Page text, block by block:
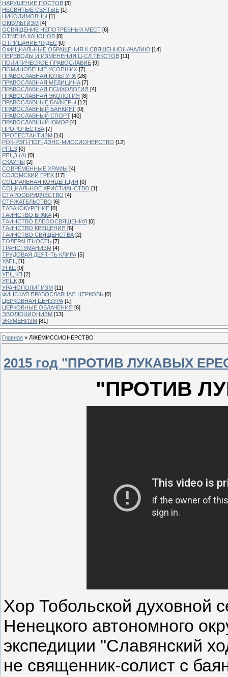
НАРУШЕНИЕ ПОСТОВ [3]
НЕСВЯТЫЕ СВЯТЫЕ [1]
НИКОДИМОВЦЫ [1]
ОККУЛЬТИЗМ [4]
ОСВЯЩЕНИЕ НЕПОТРЕБНЫХ МЕСТ [6]
ОТМЕНА КАНОНОВ [0]
ОТРИЦАНИЕ ЧУДЕС [0]
ОФИЦИАЛЬНЫЕ ОБРАЩЕНИЯ К СВЯЩЕННОНАЧАЛИЮ [14]
ПЕРЕВОДЫ И ИЗМЕНЕНИЯ Ц-СЛ ТЕКСТОВ [11]
ПОЛИТИЧЕСКОЕ ПРАВОСЛАВИЕ [9]
ПОМИНОВЕНИЕ УСОПШИХ [7]
ПРАВОСЛАВНАЯ КУЛЬТУРА [28]
ПРАВОСЛАВНАЯ МЕДИЦИНА [7]
ПРАВОСЛАВНАЯ ПСИХОЛОГИЯ [4]
ПРАВОСЛАВНАЯ ЭКОЛОГИЯ [8]
ПРАВОСЛАВНЫЕ БАЙКЕРЫ [12]
ПРАВОСЛАВНЫЙ БАНКИНГ [0]
ПРАВОСЛАВНЫЙ СПОРТ [40]
ПРАВОСЛАВНЫЙ ЮМОР [4]
ПРОРОЧЕСТВА [7]
ПРОТЕСТАНТИЗМ [14]
РОК-РЭП-ПОП-ДЭНС-МИССИОНЕРСТВО [12]
РПЦЗ [0]
РПЦЗ (А) [0]
СКАУТЫ [2]
СОВРЕМЕННЫЕ ХРАМЫ [4]
СОДОМСКИЙ ГРЕХ [17]
СОЦИАЛЬНАЯ КОНЦЕПЦИЯ [0]
СОЦИАЛЬНОЕ ХРИСТИАНСТВО [1]
СТАРООБРЯДЧЕСТВО [4]
СТЯЖАТЕЛЬСТВО [6]
ТАБАКОКУРЕНИЕ [0]
ТАИНСТВО БРАКА [4]
ТАИНСТВО ЕЛЕООСВЯЩЕНИЯ [0]
ТАИНСТВО КРЕЩЕНИЯ [6]
ТАИНСТВО СВЯЩЕНСТВА [2]
ТОЛЕРАНТНОСТЬ [7]
ТРАНСГУМАНИЗМ [4]
ТРУДОВАЯ ДЕЯТ-ТЬ КЛИРА [5]
УАПЦ [1]
УГКЦ [0]
УПЦ КП [2]
УПЦК [0]
УРАНОПОЛИТИЗМ [11]
ФИНСКАЯ ПРАВОСЛАВНАЯ ЦЕРКОВЬ [0]
ЦЕРКОВНАЯ ЦЕНЗУРА [1]
ЦЕРКОВНЫЕ ОБЛАЧЕНИЯ [6]
ЭВОЛЮЦИОНИЗМ [13]
ЭКУМЕНИЗМ [81]
Главная » ЛЖЕМИССИОНЕРСТВО
2015 год "ПРОТИВ ЛУКАВЫХ
"ПРОТИВ
Хор Тобольской духовной
Ненецкого автономного
экспедиции "Славянский
не священник-солист с